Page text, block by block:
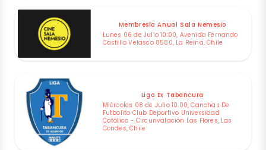
Membresía Anual Sala Nemesio
Lunes 06 de Julio 10:00, Avenida Fernando
Castillo Velasco 8580, La Reina, Chile
Liga Ex Tabancura
Miércoles 08 de Julio 10:00, Canchas De
Futbolito Club Deportivo Universidad
Católica - Circunvalación Las Flores, Las
Condes, Chile